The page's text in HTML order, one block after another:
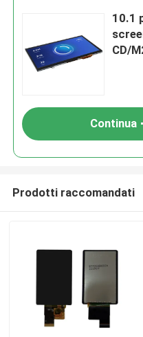
10.1
CD/
Continua
Prodotti raccomandati